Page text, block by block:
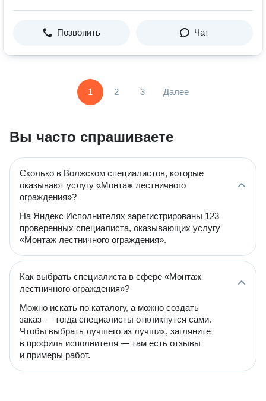
Позвонить Чат
1 2 3 Далее
Вы часто спрашиваете
Сколько в Волжском специалистов, которые
оказывают услугу «Монтаж лестничного
ограждения»?
На Яндекс Исполнителях зарегистрированы 123
проверенных специалиста, оказывающих услугу
«Монтаж лестничного ограждения».
Как выбрать специалиста в сфере «Монтаж
лестничного ограждения»?
Можно искать по каталогу, а можно создать
заказ — тогда специалисты откликнутся сами.
Чтобы выбрать лучшего из лучших, загляните
в профиль исполнителя — там есть отзывы
и примеры работ.